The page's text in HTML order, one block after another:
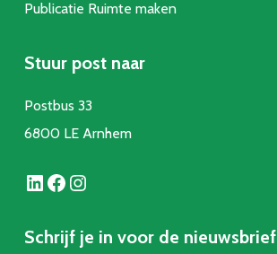
Publicatie Ruimte maken
Stuur post naar
Postbus 33
6800 LE Arnhem
LinkedIn Facebook Instagram
Schrijf je in voor de nieuwsbrief